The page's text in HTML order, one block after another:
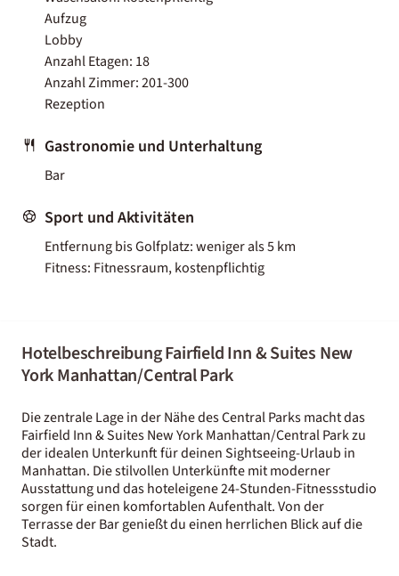
Aufzug
Lobby
Anzahl Etagen: 18
Anzahl Zimmer: 201-300
Rezeption
Gastronomie und Unterhaltung
Bar
Sport und Aktivitäten
Entfernung bis Golfplatz: weniger als 5 km
Fitness: Fitnessraum, kostenpflichtig
Hotelbeschreibung Fairfield Inn & Suites New
York Manhattan/Central Park
Die zentrale Lage in der Nähe des Central Parks macht das
Fairfield Inn & Suites New York Manhattan/Central Park zu
der idealen Unterkunft für deinen Sightseeing-Urlaub in
Manhattan. Die stilvollen Unterkünfte mit moderner
Ausstattung und das hoteleigene 24-Stunden-Fitnessstudio
sorgen für einen komfortablen Aufenthalt. Von der
Terrasse der Bar genießt du einen herrlichen Blick auf die
Stadt.